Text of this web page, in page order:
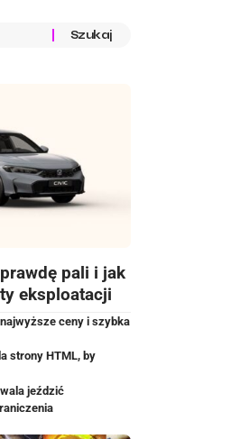
pali i jak
eksploatacji
ceny i szybka
strony HTML, by
jeździć